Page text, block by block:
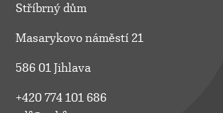
Stříbrný dům
Masarykovo náměstí 21
586 01 Jihlava
+420 774 101 686